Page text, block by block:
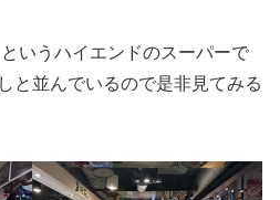
いうハイエンドのスーパーで
と並んでいるので是非見てみる